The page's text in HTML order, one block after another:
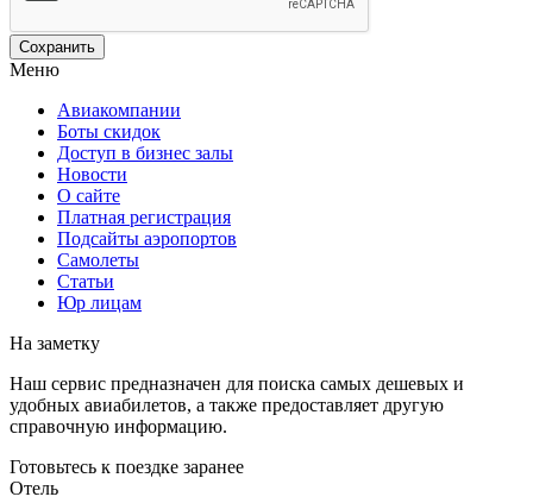
Меню
Авиакомпании
Боты скидок
Доступ в бизнес залы
Новости
О сайте
Платная регистрация
Подсайты аэропортов
Самолеты
Статьи
Юр лицам
На заметку
Наш сервис предназначен для поиска самых дешевых и
удобных авиабилетов, а также предоставляет другую
справочную информацию.
Готовьтесь к поездке заранее
Отель